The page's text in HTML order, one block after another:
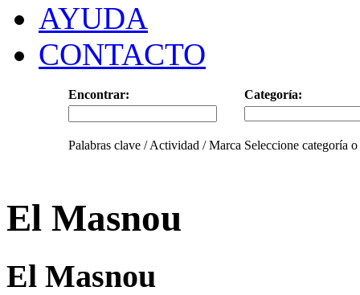
AYUDA
CONTACTO
Encontrar: Categoría:
Palabras clave / Actividad / Marca Seleccione categoría
El Masnou
El Masnou